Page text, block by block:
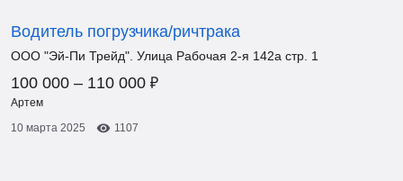
Водитель погрузчика/ричтрака
ООО "Эй-Пи Трейд". Улица Рабочая 2-я 142а стр. 1
100 000 – 110 000 ₽
Артем
10 марта 2025
1107